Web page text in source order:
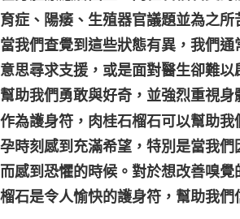
育症、陽痿、生殖器官議題並為之所
當我們查覺到這些狀態有異，我們通
意思尋求支援，或是面對醫生卻難以
幫助我們勇敢與好奇，並強烈重視身
作為護身符，肉桂石榴石可以幫助我
孕時刻感到充滿希望，特別是當我們
而感到恐懼的時候。對於想改善嗅覺
榴石是令人愉快的護身符，幫助我們